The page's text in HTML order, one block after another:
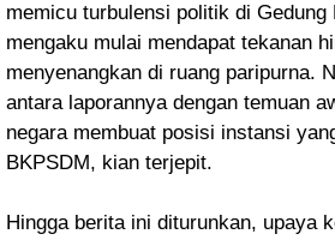
memicu turbulensi politik di Gedung
mengaku mulai mendapat tekanan
menyenangkan di ruang paripurna.
antara laporannya dengan temuan
negara membuat posisi instansi
BKPSDM, kian terjepit.
Hingga berita ini diturunkan, upaya